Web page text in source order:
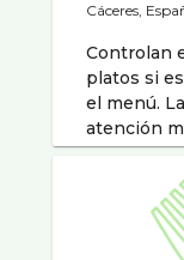
Cáceres,
Controlan
platos si
el menú.
atención